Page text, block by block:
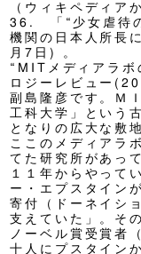
（ウィキペディア
36. 「“少女虐待
機関の日本人所
月7日) 。
“MITメディアラ
ロジーレビュー
副島隆彦です。Ｍ
工科大学」という
となりの広大な敷
ここのメディア
てた研究所があっ
１１年からやって
ー・エプスタイン
寄付（ドーネイシ
支えていた」。そ
ノーベル賞受賞者
十人にプスタイン